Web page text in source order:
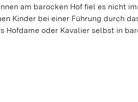
am barocken Hof fiel es nicht
Kinder bei einer Führung durch
Hofdame oder Kavalier selbst in